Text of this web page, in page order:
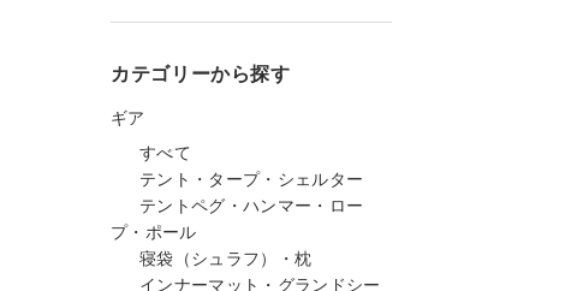
カテゴリーから探す
ギア
すべて
テント・タープ・シェルター
テントペグ・ハンマー・ロー
プ・ポール
寝袋（シュラフ）・枕
インナーマット・グランドシー